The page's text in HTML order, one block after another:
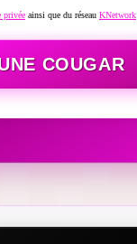
privée ainsi que du réseau KNetwork
COUGAR